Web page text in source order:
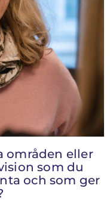
områden eller
som du
och som ger